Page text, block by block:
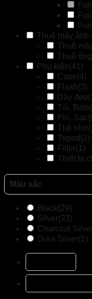
Thuê máy ảnh
Thuê
Thuê
Phụ kiện(41)
Case(4)
Flash(3)
Dây đeo
Túi, Balo
Pin, Sạc
Thẻ nhớ
Tripod (2)
Filter(1)
Thiết bị
Màu sắc
Black(29)
Silver(23)
Charcoal
Dura Silver(1)